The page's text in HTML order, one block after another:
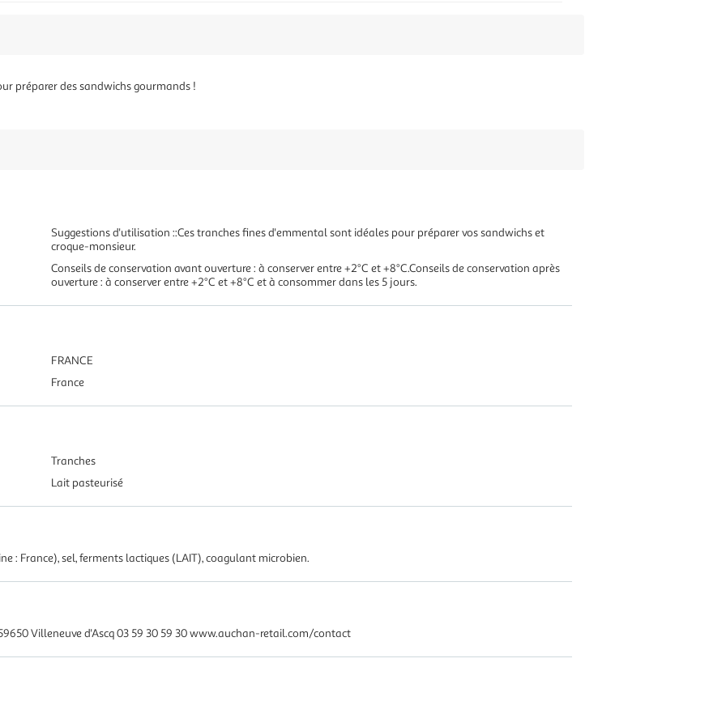
préparer des sandwichs gourmands !
Suggestions d'utilisation ::Ces tranches fines d'emmental sont idéales pour préparer vos sandwichs et
croque-monsieur.
Conseils de conservation avant ouverture : à conserver entre +2°C et +8°C.Conseils de conservation après
ouverture : à conserver entre +2°C et +8°C et à consommer dans les 5 jours.
FRANCE
France
Tranches
Lait pasteurisé
: France), sel, ferments lactiques (LAIT), coagulant microbien.
Villeneuve d'Ascq 03 59 30 59 30 www.auchan-retail.com/contact